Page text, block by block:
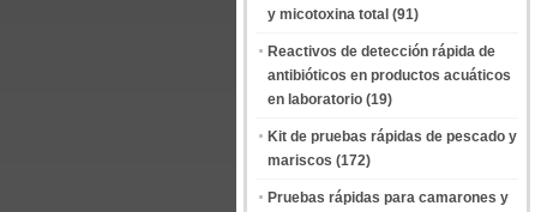
y micotoxina total (91)
Reactivos de detección rápida de
antibióticos en productos acuáticos
en laboratorio (19)
Kit de pruebas rápidas de pescado y
mariscos (172)
Pruebas rápidas para camarones y